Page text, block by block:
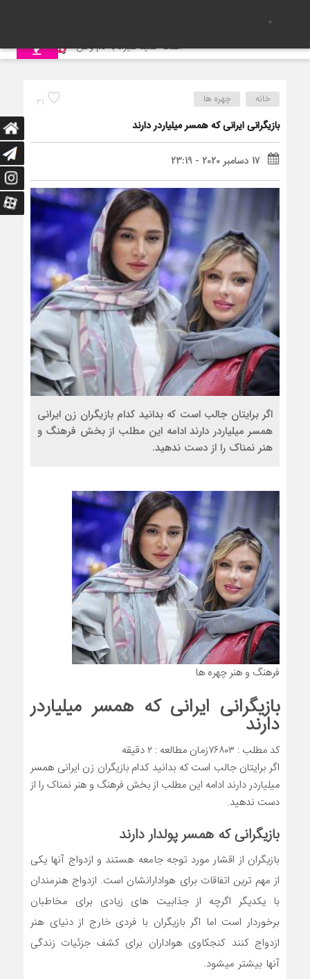
آهنگ حمید هیراد به نام وطن جنگ و نبرد
31 خانه چهره ها
بازیگرانی ایرانی که همسر میلیاردر دارند
17 دسامبر 2020 - 23:19
اگر برایتان جالب است که بدانید کدام بازیگران زن ایرانی
همسر میلیاردر دارند ادامه این مطلب از بخش فرهنگ و
هنر نمناک را از دست ندهید.
فرهنگ و هنر چهره ها
بازیگرانی ایرانی که همسر میلیاردر
دارند
کد مطلب : ۷۶۸۰۳
زمان مطالعه : ۲ دقیقه
اگر برایتان جالب است که بدانید کدام بازیگران زن ایرانی همسر
میلیاردر دارند ادامه این مطلب از بخش فرهنگ و هنر نمناک را از
دست ندهید.
بازیگرانی که همسر پولدار دارند
بازیگران از اقشار مورد توجه جامعه هستند و ازدواج آنها یکی
از مهم ترین اتفاقات برای هوادارانشان است. ازدواج هنرمندان
با یکدیگر اگرچه از جذابیت های زیادی برای مخاطبان
برخوردار است اما اگر بازیگران با فردی خارج از دنیای هنر
ازدواج کنند کنجکاوی هواداران برای کشف جزئیات زندگی
آنها بیشتر میشود.